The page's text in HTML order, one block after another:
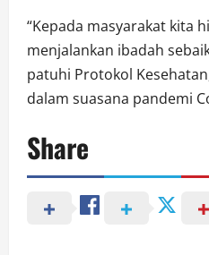
“Kepada masyarakat kita
menjalankan ibadah
patuhi Protokol
dalam suasana pandemi
Share